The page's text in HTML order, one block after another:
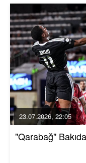
23.07.2026, 22:05
"Qarabağ"